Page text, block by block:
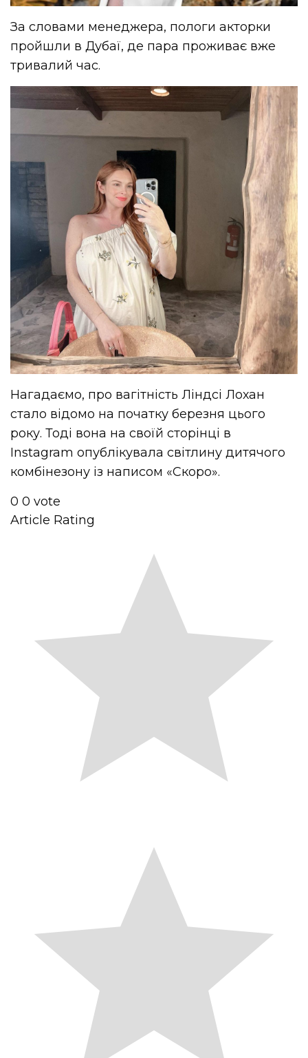
За словами менеджера, пологи акторки
пройшли в Дубаї, де пара проживає вже
тривалий час.
Нагадаємо, про вагітність Ліндсі Лохан
стало відомо на початку березня цього
року. Тоді вона на своїй сторінці в
Instagram опублікувала світлину дитячого
комбінезону із написом «Скоро».
0 0 vote
Article Rating